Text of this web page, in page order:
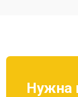
Нужна